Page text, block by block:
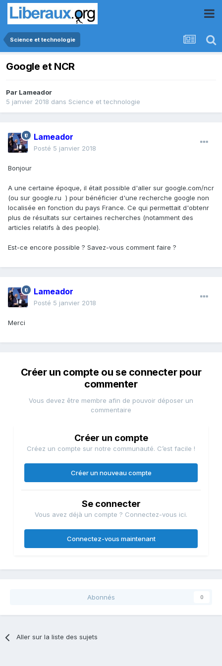
Science et technologie
Google et NCR
Par Lameador
5 janvier 2018 dans Science et technologie
Lameador
Posté 5 janvier 2018
Bonjour
A une certaine époque, il était possible d'aller sur google.com/ncr
(ou sur google.ru ) pour bénéficier d'une recherche google non
localisée en fonction du pays France. Ce qui permettait d'obtenr
plus de résultats sur certaines recherches (notamment des
articles relatifs à des people).
Est-ce encore possible ? Savez-vous comment faire ?
Lameador
Posté 5 janvier 2018
Merci
Créer un compte ou se connecter pour
commenter
Vous devez être membre afin de pouvoir déposer un
commentaire
Créer un compte
Créez un compte sur notre communauté. C’est facile !
Créer un nouveau compte
Se connecter
Vous avez déjà un compte ? Connectez-vous ici.
Connectez-vous maintenant
Abonnés 0
Aller sur la liste des sujets